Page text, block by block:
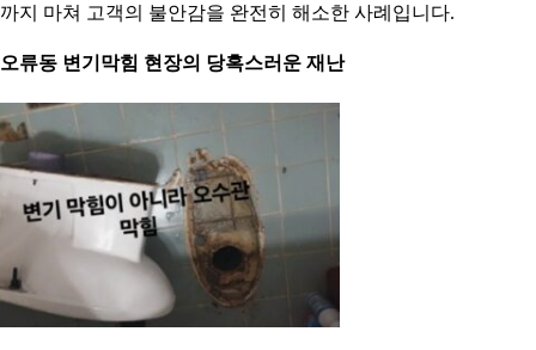
지 마쳐 고객의 불안감을 완전히 해소한 사례입니다.
류동 변기막힘 현장의 당혹스러운 재난